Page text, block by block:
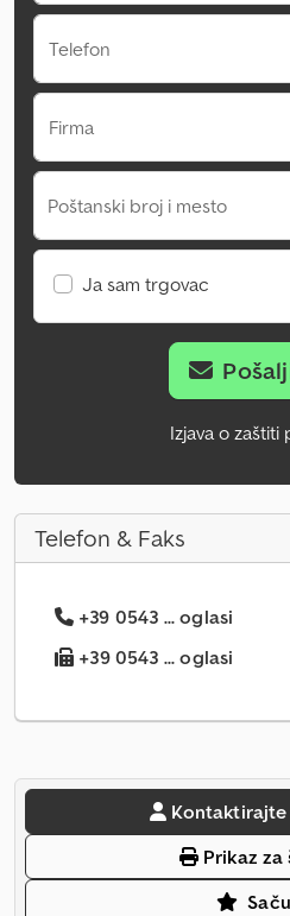
Telefon
Firma
Poštanski broj i mesto
Ja sam trgovac
Izjava o zaštiti
Telefon & Faks
+39 0543 ... oglasi
+39 0543 ... oglasi
Prikaz za